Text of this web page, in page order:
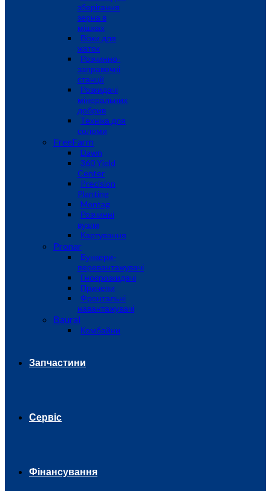
зберігання
зерна в
мішках
Візки для
жаток
Розчинно-
заправочні
станції
Розкидачі
мінеральних
добрив
Техніка для
соломи
FreeFarm
Dawn
360 Yield
Center
Precision
Planting
Montag
Розчинні
вузли
Картування
Pronar
Бункери-
перевантажувачі
Гноєрозкидачі
Причепи
Фронтальні
навантажувачі
Baural
Комбайни
Запчастини
Сервіс
Фінансування